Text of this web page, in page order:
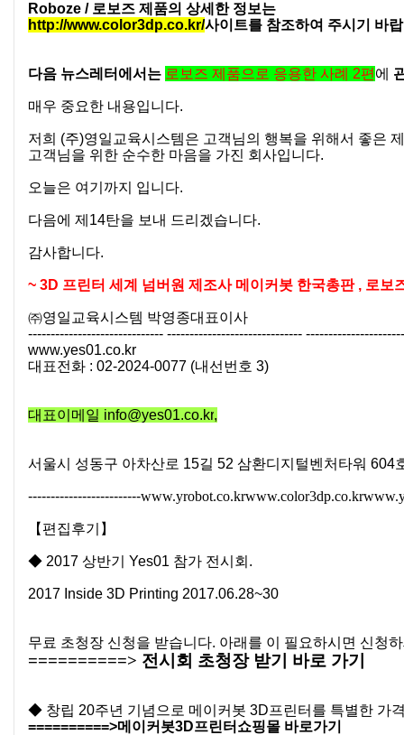
Roboze / 로보즈 제품의 상세한 정보는
http://www.color3dp.co.kr/사이트를 참조하여 주시기 바
다음 뉴스레터에서는 로보즈 제품으로 응용한 사례 2편 에
매우 중요한 내용입니다.
저희 (주)영일교육시스템은 고객님의 행복을 위해서 좋은
고객님을 위한 순수한 마음을 가진 회사입니다.
오늘은 여기까지 입니다.
다음에 제 14탄을 보내 드리겠습니다.
감사합니다.
~ 3D 프린터 세계 넘버원 제조사 메이커봇 한국총판 , 로보
㈜영일교육시스템 박영종대표이사
------------------------------ ------------------------------
www.yes01.co.kr
대표전화 : 02-2024-0077 (내선번호 3)
대표이메일 info@yes01.co.kr,
서울시 성동구 아차산로 15길 52 삼환디지털벤처타워 604
-------------------------www.yrobot.co.krwww.color3dp.co.kr
【편집후기】
◆ 2017 상반기 Yes01 참가 전시회.
2017 Inside 3D Printing 2017.06.28~30
무료 초청장 신청을 받습니다. 아래를 이 필요하시면 신청
==========> 전시회 초청장 받기 바로 가기
◆ 창립 20주년 기념으로 메이커봇 3D프린터를 특별한 가
==========>메이커봇3D프린터쇼핑몰 바로가기